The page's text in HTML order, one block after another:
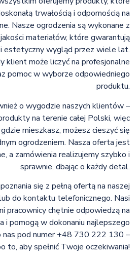
trwałością i odpornością na
Nasze ogrodzenia są wykonane z
materiałów, które gwarantują
i estetyczny wygląd przez wiele lat.
klient może liczyć na profesjonalne
pomoc w wyborze odpowiedniego
produktu.
o wygodzie naszych klientów –
na terenie całej Polski, więc
mieszkasz, możesz cieszyć się
ogrodzeniem. Nasza oferta jest
a zamówienia realizujemy szybko i
sprawnie, dbając o każdy detal.
się z pełną ofertą na naszej
do kontaktu telefonicznego. Nasi
pracownicy chętnie odpowiedzą na
i pomogą w dokonaniu najlepszego
nas pod numer +48 730 222 130 –
to, aby spełnić Twoje oczekiwania!